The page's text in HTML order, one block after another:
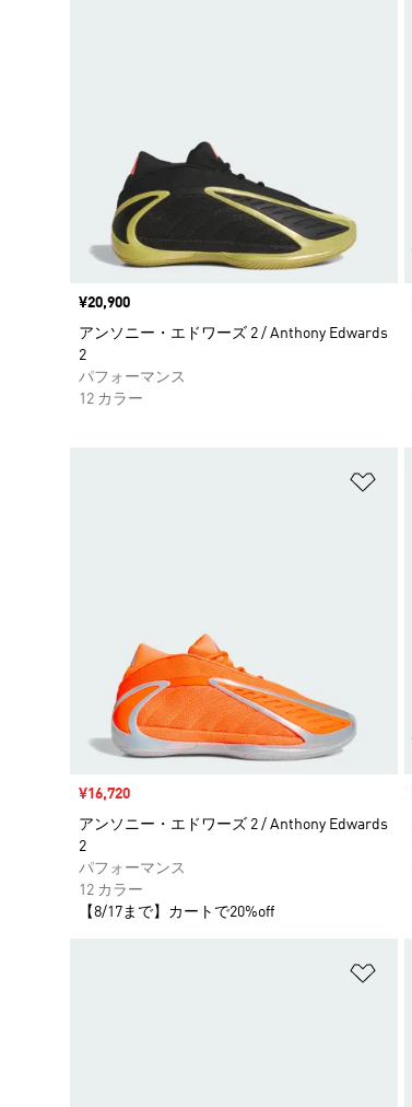
価格
¥20,900
アンソニー・エドワーズ 2 / Anthony Edwards
2
パフォーマンス
12 カラー
セール価格
¥16,720
アンソニー・エドワーズ 2 / Anthony Edwards
2
パフォーマンス
12 カラー
【8/17まで】カートで20%off